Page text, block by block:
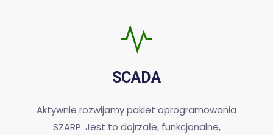
SCADA
Aktywnie rozwijamy pakiet oprogramowania
SZARP. Jest to dojrzałe, funkcjonalne,